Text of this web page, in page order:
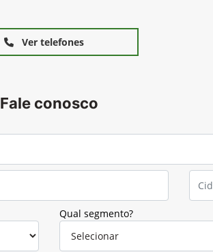
Ver telefones
Fale conosco
Qual segmento?